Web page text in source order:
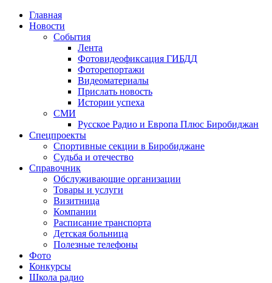
Главная
Новости
События
Лента
Фотовидеофиксация ГИБДД
Фоторепортажи
Видеоматериалы
Прислать новость
Истории успеха
СМИ
Русское Радио и Европа Плюс Биробиджан
Спецпроекты
Спортивные секции в Биробиджане
Судьба и отечество
Справочник
Обслуживающие организации
Товары и услуги
Визитница
Компании
Расписание транспорта
Детская больница
Полезные телефоны
Фото
Конкурсы
Школа радио